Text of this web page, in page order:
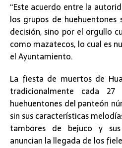
“Este acuerdo entre la
los grupos de huehuentones
decisión, sino por el orgullo
como mazatecos, lo cual es
el Ayuntamiento.
La fiesta de muertos de
tradicionalmente cada
huehuentones del panteón
sin sus características
tambores de bejuco y
anuncian la llegada de los